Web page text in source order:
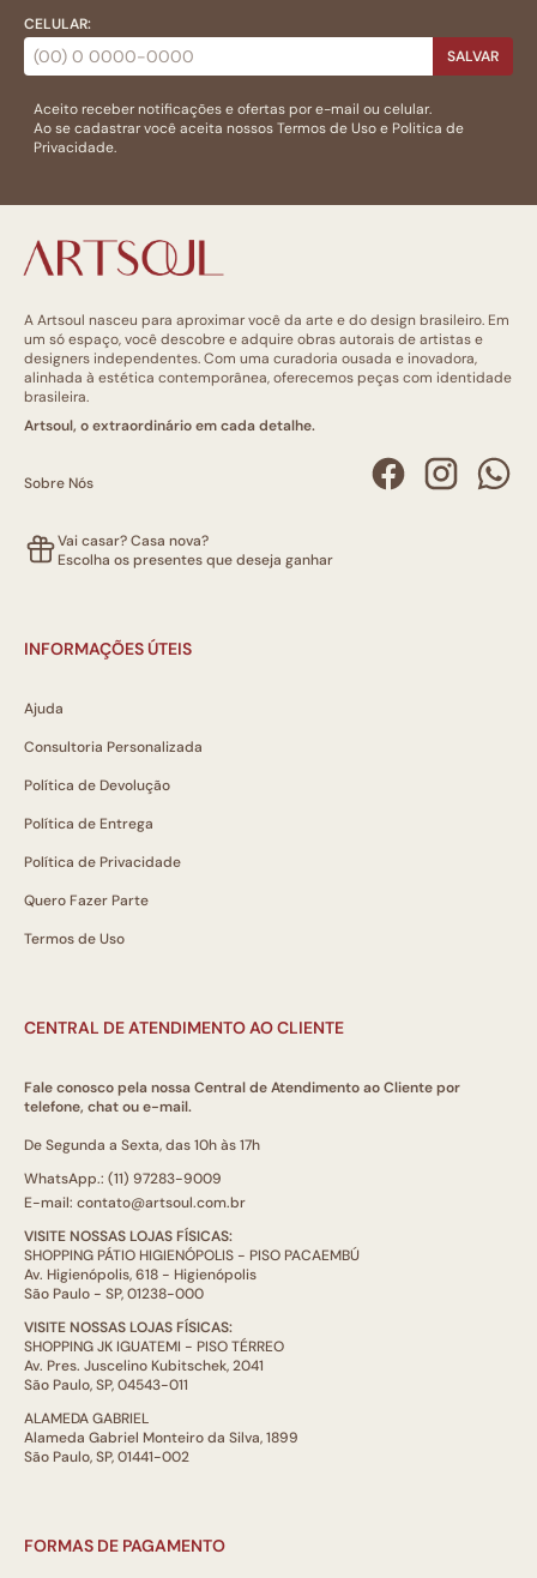
CELULAR:
SALVAR
Aceito receber notificações e ofertas por e-mail ou celular.
Ao se cadastrar você aceita nossosTermos de Usoe Politica de
Privacidade.
A Artsoul nasceu para aproximar você da arte e do design brasileiro. Em
um só espaço, você descobre e adquire obras autorais de artistas e
designers independentes. Com uma curadoria ousada e inovadora,
alinhada à estética contemporânea, oferecemos peças com identidade
brasileira.
Artsoul, o extraordinário em cada detalhe.
Sobre Nós
Vai casar? Casa nova?
Escolha os presentes que deseja ganhar
INFORMAÇÕES ÚTEIS
Ajuda
Consultoria Personalizada
Política de Devolução
Política de Entrega
Política de Privacidade
Quero Fazer Parte
Termos de Uso
CENTRAL DE ATENDIMENTO AO CLIENTE
Fale conosco pela nossa Central de Atendimento ao Cliente por
telefone, chat ou e-mail.
De Segunda a Sexta, das 10h às 17h
WhatsApp.: (11) 97283-9009
E-mail: contato@artsoul.com.br
VISITE NOSSAS LOJAS FÍSICAS:
SHOPPING PÁTIO HIGIENÓPOLIS - PISO PACAEMBÚ
Av. Higienópolis, 618 - Higienópolis
São Paulo - SP, 01238-000
VISITE NOSSAS LOJAS FÍSICAS:
SHOPPING JK IGUATEMI - PISO TÉRREO
Av. Pres. Juscelino Kubitschek, 2041
São Paulo, SP, 04543-011
ALAMEDA GABRIEL
Alameda Gabriel Monteiro da Silva, 1899
São Paulo, SP, 01441-002
FORMAS DE PAGAMENTO